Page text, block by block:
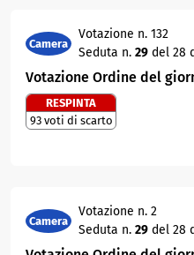
Camera
Votazione n. 132
Seduta n. 29 del 28
Votazione Ordine del
RESPINTA
93 voti di scarto
Camera
Votazione n. 2
Seduta n. 29 del 28